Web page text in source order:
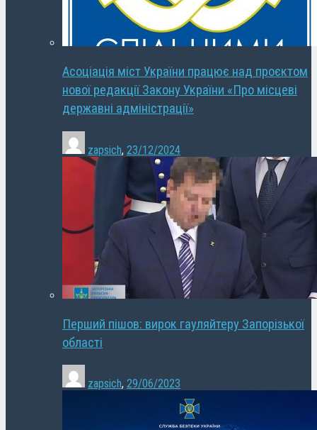
Асоціація міст України працює над проєктом
нової редакції Закону України «Про місцеві
державні адміністрації»
zapsich, 23/12/2024
Перший пішов: вирок гауляйтеру Запорізької
області
zapsich, 29/06/2023